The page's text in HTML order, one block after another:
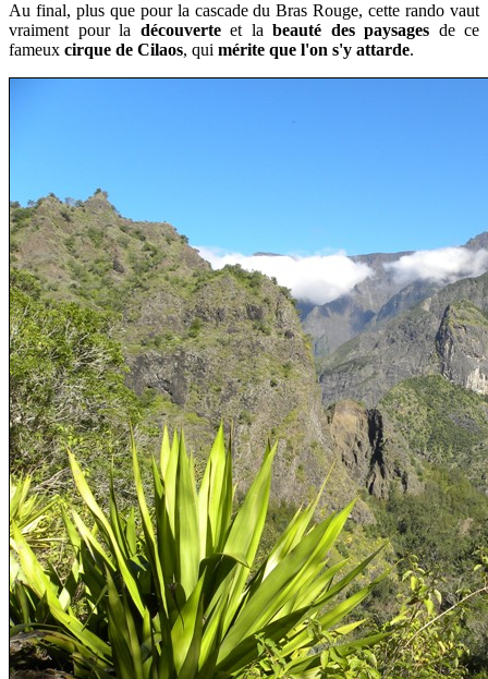
Au final, plus que pour la cascade du Bras Rouge, cette rando vaut
vraiment pour la découverteet la beauté des paysages de ce
fameux cirque de Cilaos, qui mérite que l'on s'y attarde.